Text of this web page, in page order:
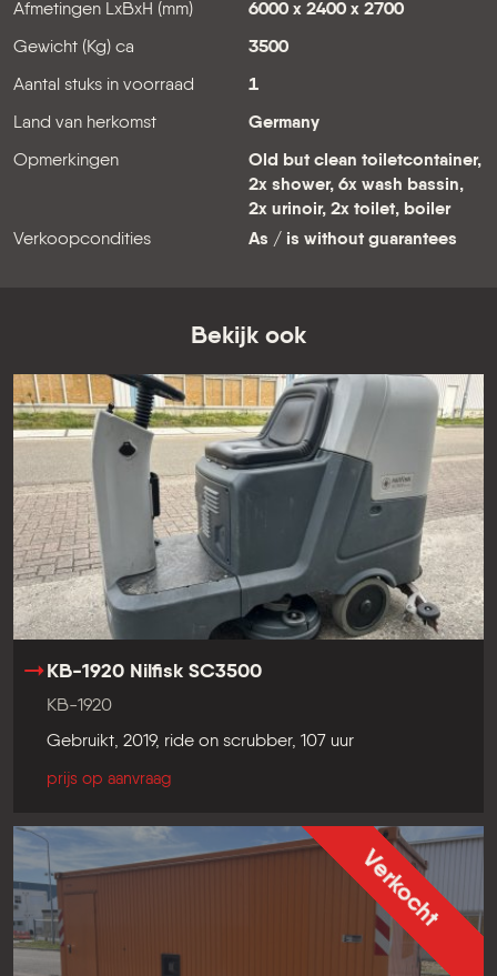
Afmetingen LxBxH (mm) 6000 x 2400 x 2700
Gewicht (Kg) ca 3500
Aantal stuks in voorraad 1
Land van herkomst Germany
Opmerkingen
Old but clean toiletcontainer,
2x shower, 6x wash bassin,
2x urinoir, 2x toilet, boiler
Verkoopcondities
As / is without guarantees
Bekijk ook
KB-1920 Nilfisk SC3500
KB-1920
Gebruikt, 2019, ride on scrubber, 107 uur
prijs op aanvraag
Verkocht